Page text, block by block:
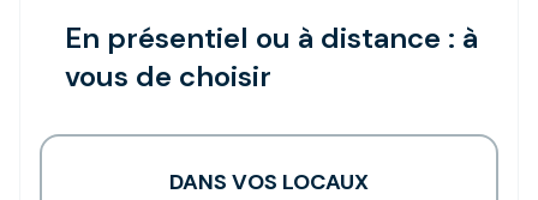
En présentiel ou à distance : à
vous de choisir
DANS VOS LOCAUX